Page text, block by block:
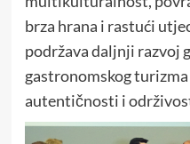
brza hrana i rastući
podržava daljnji razvoj
gastronomskog
autentičnosti i